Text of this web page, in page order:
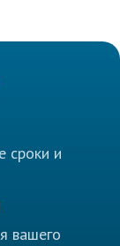
сроки и
вашего